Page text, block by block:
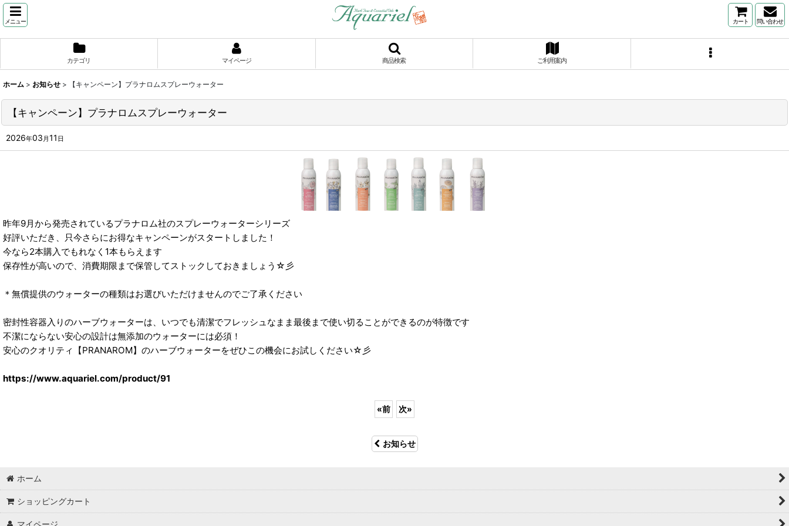
メニュー カート 問い合わせ
カテゴリ マイページ 商品検索 ご利用案内
ホーム > お知らせ > 【キャンペーン】プラナロムスプレーウォーター
【キャンペーン】プラナロムスプレーウォーター
2026年03 月11 日
昨年9月から発売されているプラナロム社のスプレーウォーターシリーズ
好評いただき、只今さらにお得なキャンペーンがスタートしました！
今なら2本購入でもれなく1本もらえます
保存性が高いので、消費期限まで保管してストックしておきましょう☆彡
＊無償提供のウォーターの種類はお選びいただけませんのでご了承ください
密封性容器入りのハーブウォーターは、いつでも清潔でフレッシュなまま最後まで使い切ることができるのが特徴です
不潔にならない安心の設計は無添加のウォーターには必須！
安心のクオリティ【PRANAROM】のハーブウォーターをぜひこの機会にお試しください☆彡
https://www.aquariel.com/product/91
«前 次»
お知らせ
ホーム
ショッピングカート
マイページ